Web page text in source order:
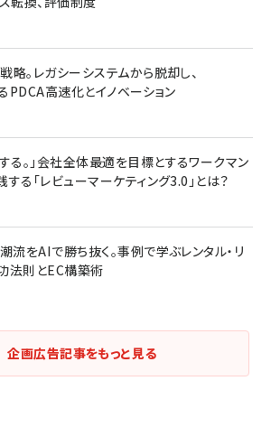
略。レガシーシステムから脱却し、
PDCA高速化とイノベーション
る。」会社全体最適を目標とするワークマン
する「レビューマーケティング3.0」とは？
流をAIで勝ち抜く。事例で学ぶレンタル・リ
法則とEC構築術
企画広告記事をもっと見る